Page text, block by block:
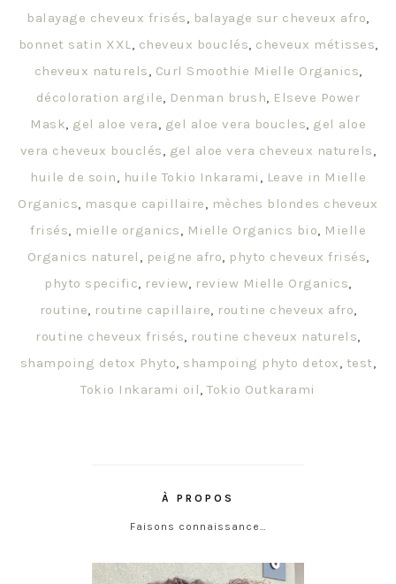
balayage cheveux frisés, balayage sur cheveux afro,
bonnet satin XXL, cheveux bouclés, cheveux métisses,
cheveux naturels, Curl Smoothie Mielle Organics,
décoloration argile, Denman brush, Elseve Power
Mask, gel aloe vera, gel aloe vera boucles, gel aloe
vera cheveux bouclés, gel aloe vera cheveux naturels,
huile de soin, huile Tokio Inkarami , Leave in Mielle
Organics, masque capillaire, mèches blondes cheveux
frisés, mielle organics, Mielle Organics bio, Mielle
Organics naturel , peigne afro, phyto cheveux frisés,
phyto specific, review, review Mielle Organics,
routine, routine capillaire, routine cheveux afro,
routine cheveux frisés, routine cheveux naturels,
shampoing detox Phyto, shampoing phyto detox, test,
Tokio Inkarami oil,Tokio Outkarami
À PROPOS
Faisons connaissance…